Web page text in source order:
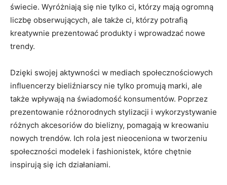
świecie. ⁤Wyróżniają się nie tylko ci, którzy mają ogromną
liczbę‍ obserwujących, ale także ci, którzy potrafią
kreatywnie prezentować produkty i wprowadzać nowe
trendy.
Dzięki⁢ swojej aktywności w mediach społecznościowych
influencerzy bieliźniarscy nie⁣ tylko promują marki, ale
‌także wpływają ⁤na świadomość konsumentów.​ Poprzez
prezentowanie różnorodnych stylizacji⁤ i wykorzystywanie
różnych akcesoriów do ‍bielizny, ​pomagają w kreowaniu
‌nowych trendów. Ich rola jest nieoceniona w ​tworzeniu
społeczności ⁣modelek i fashionistek,⁣ które chętnie
inspirują się ⁤ich‍ działaniami.